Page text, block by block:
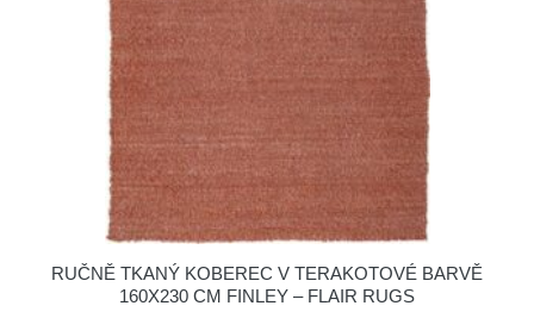
RUČNĚ TKANÝ KOBEREC V TERAKOTOVÉ BARVĚ
160X230 CM FINLEY – FLAIR RUGS